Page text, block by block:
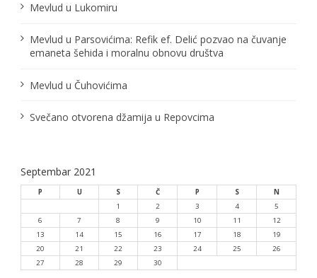
Mevlud u Lukomiru
Mevlud u Parsovićima: Refik ef. Delić pozvao na čuvanje
emaneta šehida i moralnu obnovu društva
Mevlud u Čuhovićima
Svečano otvorena džamija u Repovcima
Septembar 2021
P U S Č P S
N
1
2 3 4
5
6
7 8 9 10 11
12
13
14 15 16 17 18
19
20
21 22 23 24 25
26
27
28 29 30